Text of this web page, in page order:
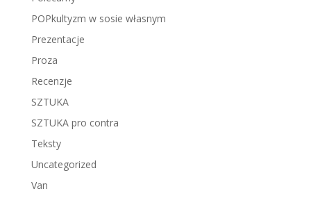
POPkultyzm w sosie własnym
Prezentacje
Proza
Recenzje
SZTUKA
SZTUKA pro contra
Teksty
Uncategorized
Van